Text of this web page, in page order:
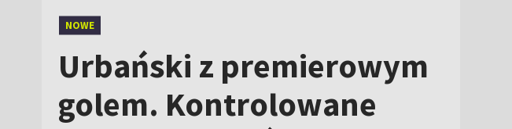
zwycięstwo Górnika
14:40 | PIŁKA NOŻNA PKO BP EKSTRAKLASA